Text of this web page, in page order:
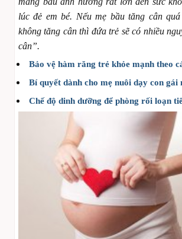
lúc đẻ em bé. Nếu mẹ bầu tăng cân
không tăng cân thì đứa trẻ sẽ có nhiều
cân”.
Bảo vệ hàm răng trẻ khỏe mạnh theo
Bí quyết dành cho mẹ nuôi dạy con gái
Chế độ dinh dưỡng để phòng rối loạn